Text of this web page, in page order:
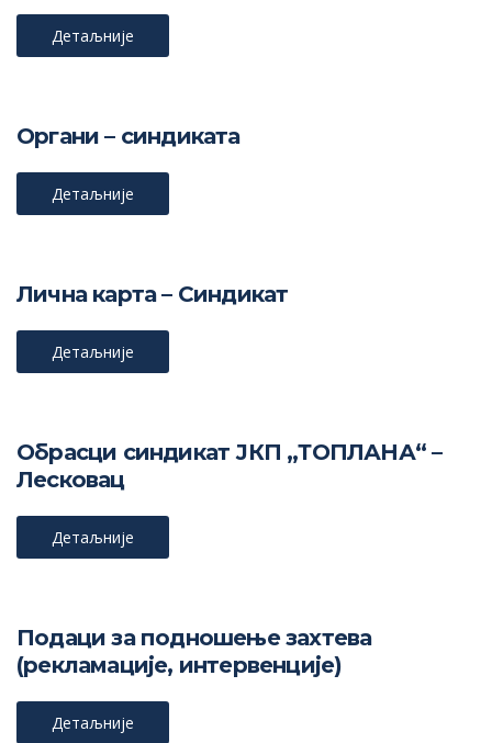
Детаљније
Органи – синдиката
Детаљније
Лична карта – Синдикат
Детаљније
Обрасци синдикат ЈКП „ТОПЛАНА“ –
Лесковац
Детаљније
Подаци за подношење захтева
(рекламације, интервенције)
Детаљније